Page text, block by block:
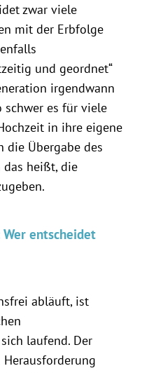
zwar viele
mit der Erbfolge
und geordnet“
irgendwann
schwer es für viele
in ihre eigene
die Übergabe des
das heißt, die
Wer entscheidet
abläuft, ist
laufend. Der